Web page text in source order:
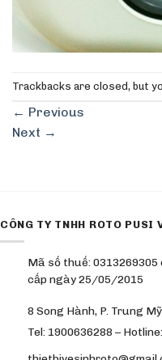
Trackbacks are closed, but
← Previous
Next →
CÔNG TY TNHH ROTO PUSI
Mã số thuế: 0313269305
cấp ngày 25/05/2015
8 Song Hành, P. Trung Mỹ
Tel: 1900636288 –